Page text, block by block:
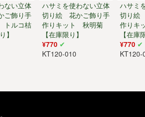
ない立体
ご飾り手
トルコ桔
】
ハサミを使わない立体
切り絵 花かご飾り手
作りキット 秋明菊
【在庫限り】
¥770
KT120-010
ハサミ
切り絵
作りキ
【在庫
¥770
KT120-